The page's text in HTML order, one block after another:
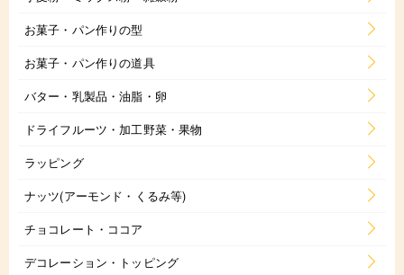
お菓子・パン作りの型
お菓子・パン作りの道具
バター・乳製品・油脂・卵
ドライフルーツ・加工野菜・果物
ラッピング
ナッツ(アーモンド・くるみ等)
チョコレート・ココア
デコレーション・トッピング